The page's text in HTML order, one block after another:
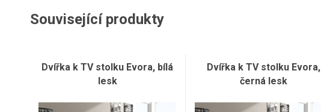
Související produkty
Dvířka k TV stolku Evora, bílá
lesk
Dvířka k TV stolku Evora,
černá lesk